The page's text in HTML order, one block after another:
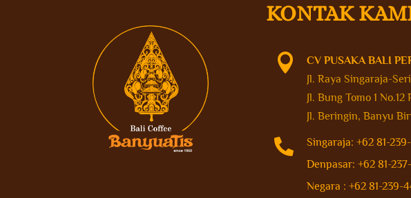
KONTAK

CV PUSAKA BALI
Jl. Raya Singaraja-
Jl. Bung Tomo 1
Jl. Beringin, Banyu

Singaraja: +62 81-
Denpasar: +62 81-
Negara : +62 81-239-